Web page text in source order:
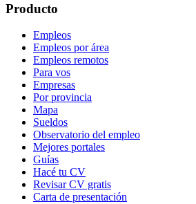
Producto
Empleos
Empleos por área
Empleos remotos
Para vos
Empresas
Por provincia
Mapa
Sueldos
Observatorio del empleo
Mejores portales
Guías
Hacé tu CV
Revisar CV gratis
Carta de presentación